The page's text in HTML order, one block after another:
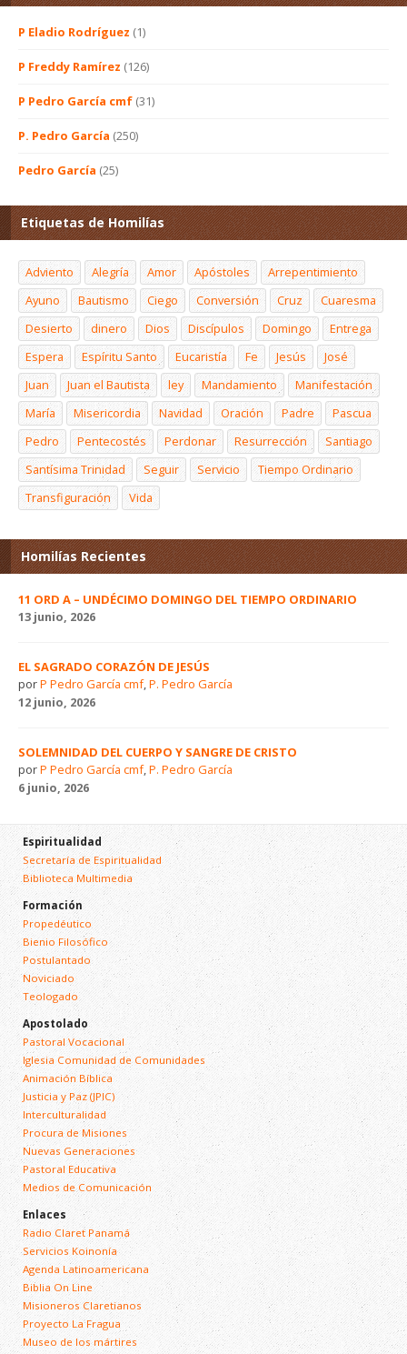
P Eladio Rodríguez (1)
P Freddy Ramírez (126)
P Pedro García cmf (31)
P. Pedro García (250)
Pedro García (25)
Etiquetas de Homilías
Adviento Alegría Amor Apóstoles
Arrepentimiento
Ayuno
Bautismo Ciego Conversión Cruz
Cuaresma
Desierto
dinero Dios Discípulos Domingo
Entrega
Espera
Espíritu Santo Eucaristía Fe Jesús
José
Juan
Juan el Bautista ley Mandamiento
Manifestación
María
Misericordia Navidad Oración Padre
Pascua
Pedro
Pentecostés Perdonar Resurrección
Santiago
Santísima Trinidad
Seguir Servicio
Tiempo Ordinario
Transfiguración
Vida
Homilías Recientes
11 ORD A – UNDÉCIMO DOMINGO DEL TIEMPO ORDINARIO
13 junio, 2026
EL SAGRADO CORAZÓN DE JESÚS
porP Pedro García cmf,P. Pedro García
12 junio, 2026
SOLEMNIDAD DEL CUERPO Y SANGRE DE CRISTO
porP Pedro García cmf,P. Pedro García
6 junio, 2026
Espiritualidad
Secretaría de Espiritualidad
Biblioteca Multimedia
Formación
Propedéutico
Bienio Filosófico
Postulantado
Noviciado
Teologado
Apostolado
Pastoral Vocacional
Iglesia Comunidad de Comunidades
Animación Bíblica
Justicia y Paz (JPIC)
Interculturalidad
Procura de Misiones
Nuevas Generaciones
Pastoral Educativa
Medios de Comunicación
Enlaces
Radio Claret Panamá
Servicios Koinonía
Agenda Latinoamericana
Biblia On Line
Misioneros Claretianos
Proyecto La Fragua
Museo de los mártires